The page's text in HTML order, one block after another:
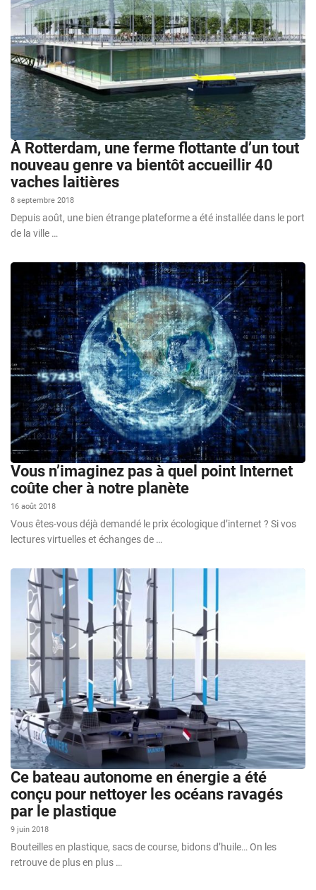
À Rotterdam, une ferme flottante d’un tout
nouveau genre va bientôt accueillir 40
vaches laitières
8 septembre 2018
Depuis août, une bien étrange plateforme a été installée dans le port
de la ville …
Vous n’imaginez pas à quel point Internet
coûte cher à notre planète
16 août 2018
Vous êtes-vous déjà demandé le prix écologique d’internet ? Si vos
lectures virtuelles et échanges de …
Ce bateau autonome en énergie a été
conçu pour nettoyer les océans ravagés
par le plastique
9 juin 2018
Bouteilles en plastique, sacs de course, bidons d’huile… On les
retrouve de plus en plus …